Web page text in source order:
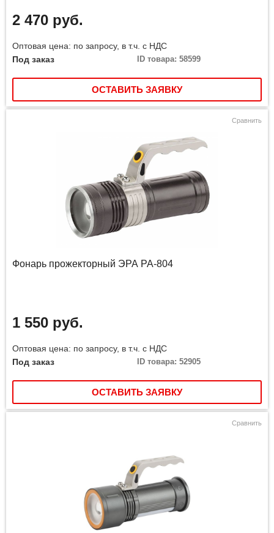
2 470 руб.
Оптовая цена: по запросу, в т.ч. с НДС
Под заказ
ID товара: 58599
ОСТАВИТЬ ЗАЯВКУ
Сравнить
Фонарь прожекторный ЭРА PA-804
1 550 руб.
Оптовая цена: по запросу, в т.ч. с НДС
Под заказ
ID товара: 52905
ОСТАВИТЬ ЗАЯВКУ
Сравнить